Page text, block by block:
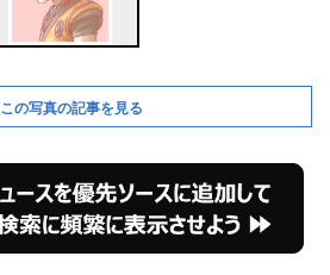
この写真の記事を見る